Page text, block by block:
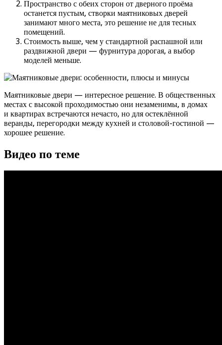
Пространство с обеих сторон от дверного проёма
останется пустым, створки маятниковых дверей
занимают много места, это решение не для тесных
помещений.
Стоимость выше, чем у стандартной распашной или
раздвижной двери — фурнитура дорогая, а выбор
моделей меньше.
Маятниковые двери — интересное решение. В общественных
местах с высокой проходимостью они незаменимы, в домах
и квартирах встречаются нечасто, но для остеклённой
веранды, перегородки между кухней и столовой-гостиной —
хорошее решение.
Видео по теме